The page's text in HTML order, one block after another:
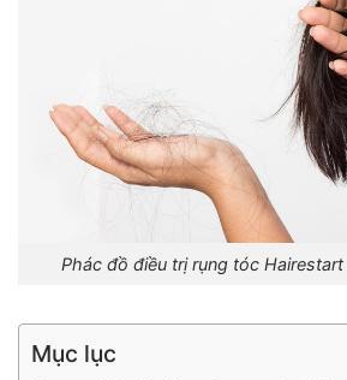
Phác đồ điều trị rụng tóc
Mục lục